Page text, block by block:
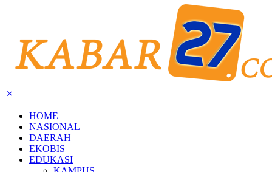
HOME
NASIONAL
DAERAH
EKOBIS
EDUKASI